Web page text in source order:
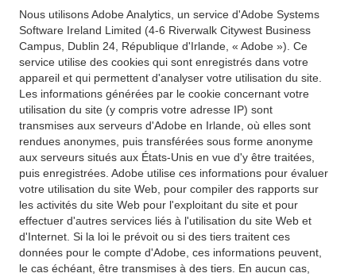
Nous utilisons Adobe Analytics, un service d'Adobe Systems
Software Ireland Limited (4-6 Riverwalk Citywest Business
Campus, Dublin 24, République d'Irlande, « Adobe »). Ce
service utilise des cookies qui sont enregistrés dans votre
appareil et qui permettent d'analyser votre utilisation du site.
Les informations générées par le cookie concernant votre
utilisation du site (y compris votre adresse IP) sont
transmises aux serveurs d'Adobe en Irlande, où elles sont
rendues anonymes, puis transférées sous forme anonyme
aux serveurs situés aux États-Unis en vue d'y être traitées,
puis enregistrées. Adobe utilise ces informations pour évaluer
votre utilisation du site Web, pour compiler des rapports sur
les activités du site Web pour l'exploitant du site et pour
effectuer d'autres services liés à l'utilisation du site Web et
d'Internet. Si la loi le prévoit ou si des tiers traitent ces
données pour le compte d'Adobe, ces informations peuvent,
le cas échéant, être transmises à des tiers. En aucun cas,